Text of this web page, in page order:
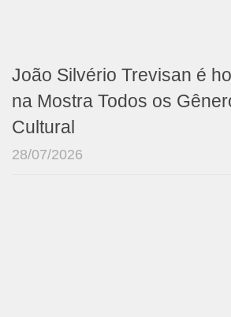
João Silvério Trevisan é
na Mostra Todos os
Cultural
28/07/2026